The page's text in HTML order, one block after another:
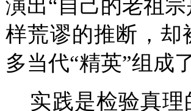
演出“自己的老祖
样荒谬的推断，却
多当代“精英”组成
实践是检验真理